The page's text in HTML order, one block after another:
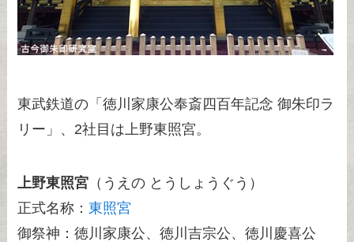
東武鉄道の「徳川家康公奉斎四百年記念 御朱印ラ
リー」、2社目は上野東照宮。
上野東照宮 （うえの とうしょうぐう）
正式名称：東照宮
御祭神：徳川家康公、徳川吉宗公、徳川慶喜公